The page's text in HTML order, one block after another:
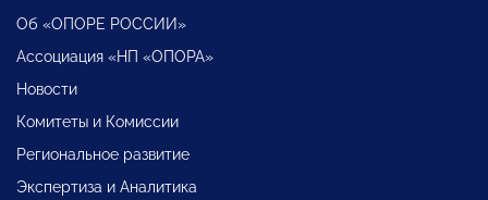
Об «ОПОРЕ РОССИИ»
Ассоциация «НП «ОПОРА»
Новости
Комитеты и Комиссии
Региональное развитие
Экспертиза и Аналитика